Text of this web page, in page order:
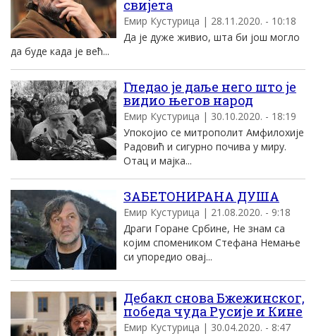
свијета
Емир Кустурица | 28.11.2020. - 10:18
Да је дуже живио, шта би још могло
да буде када је већ...
Гледао је даље него што је
видио његов народ
Емир Кустурица | 30.10.2020. - 18:19
Упокојио се митрополит Амфилохије
Радовић и сигурно почива у миру.
Отац и мајка...
ЗАБЕТОНИРАНА ДУША
Емир Кустурица | 21.08.2020. - 9:18
Драги Горане Србине, Не знам са
којим спомеником Стефана Немање
си упоредио овај...
Дебакл снова Бжежинског,
победа чуда Русије и Кине
Емир Кустурица | 30.04.2020. - 8:47